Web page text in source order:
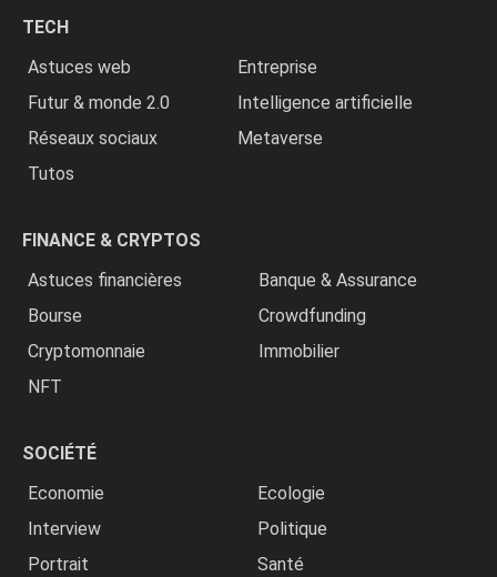
TECH
Astuces web
Entreprise
Futur & monde 2.0
Intelligence artificielle
Réseaux sociaux
Metaverse
Tutos
FINANCE & CRYPTOS
Astuces financières
Banque & Assurance
Bourse
Crowdfunding
Cryptomonnaie
Immobilier
NFT
SOCIÉTÉ
Economie
Ecologie
Interview
Politique
Portrait
Santé